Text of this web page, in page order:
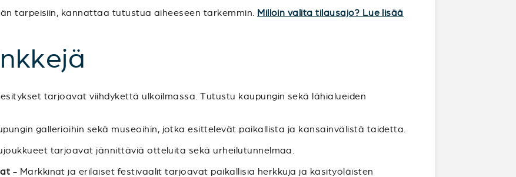
tarpeisiin, kannattaa tutustua aiheeseen tarkemmin. Milloin valita tilausajo? Lue lisää
tarjoavat viihdykettä ulkoilmassa. Tutustu kaupungin sekä lähialueiden
gallerioihin sekä museoihin, jotka esittelevät paikallista ja kansainvälistä taidetta.
tarjoavat jännittäviä otteluita sekä urheilutunnelmaa.
- Markkinat ja erilaiset festivaalit tarjoavat paikallisia herkkuja ja käsityöläisten